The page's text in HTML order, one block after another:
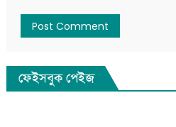
ফেইসবুক পেইজ